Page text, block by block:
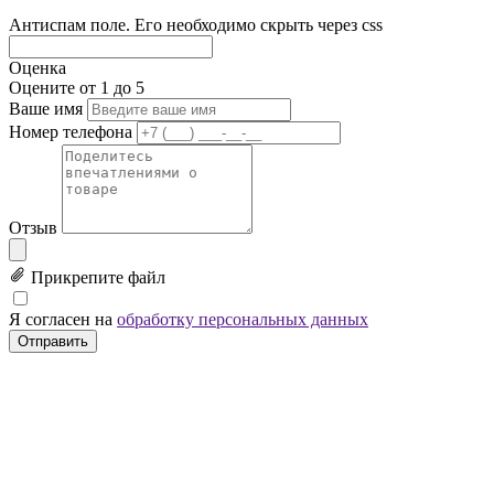
Антиспам поле. Его необходимо скрыть через css
Оценка
Оцените от 1 до 5
Ваше имя
Номер телефона
Отзыв
Прикрепите файл
Я согласен на обработку персональных данных